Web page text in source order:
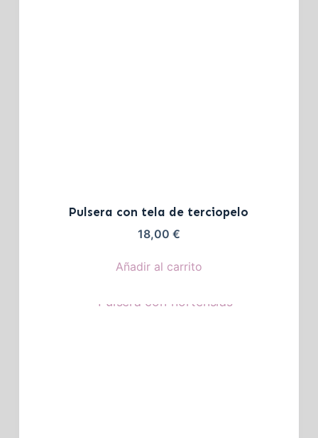
Pulsera con tela de terciopelo
18,00 €
Añadir al carrito